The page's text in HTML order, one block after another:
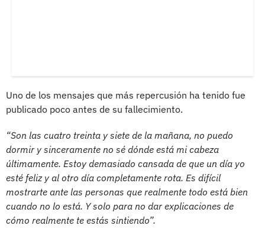
Uno de los mensajes que más repercusión ha tenido fue
publicado poco antes de su fallecimiento.
“Son las cuatro treinta y siete de la mañana, no puedo
dormir y sinceramente no sé dónde está mi cabeza
últimamente. Estoy demasiado cansada de que un día yo
esté feliz y al otro día completamente rota. Es difícil
mostrarte ante las personas que realmente todo está bien
cuando no lo está. Y solo para no dar explicaciones de
cómo realmente te estás sintiendo”.